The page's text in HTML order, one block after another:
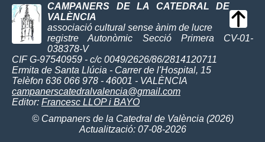
CAMPANERS DE LA CATEDRAL DE
VALÈNCIA
associació cultural sense ànim de lucre
registre Autonòmic Secció Primera CV-01-
038378-V
CIF G-97540959 - c/c 0049/2626/86/2814120711
Ermita de Santa Llúcia - Carrer de l'Hospital, 15
Telèfon 636 066 978 - 46001 - VALÈNCIA
campanerscatedralvalencia@gmail.com
Editor: Francesc LLOP i BAYO
© Campaners de la Catedral de València (2026)
Actualització: 07-08-2026